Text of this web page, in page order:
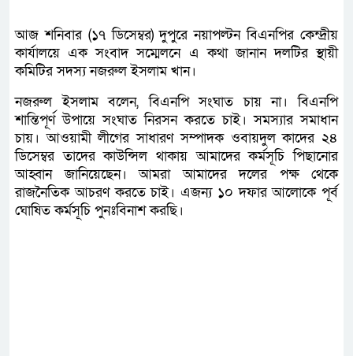
আজ শনিবার (১৭ ডিসেম্বর) দুপুরে নয়াপল্টন বিএনপির কেন্দ্রীয়
কার্যালয়ে এক সংবাদ সম্মেলনে এ কথা জানান দলটির স্থায়ী
কমিটির সদস্য নজরুল ইসলাম খান।
নজরুল ইসলাম বলেন, বিএনপি সংঘাত চায় না। বিএনপি
শান্তিপূর্ণ উপায়ে সংঘাত নিরসন করতে চাই। সমস্যার সমাধান
চায়। আওয়ামী লীগের সাধারণ সম্পাদক ওবায়দুল কাদের ২৪
ডিসেম্বর তাদের কাউন্সিল থাকায় আমাদের কর্মসূচি পিছানোর
আহ্বান জানিয়েছেন। আমরা আমাদের দলের পক্ষ থেকে
রাজনৈতিক আচরণ করতে চাই। এজন্য ১০ দফার আলোকে পূর্ব
ঘোষিত কর্মসূচি পুনঃবিনাশ করছি।